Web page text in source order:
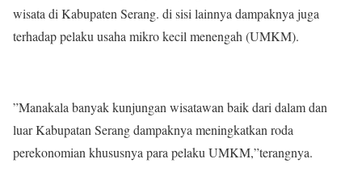
wisata di Kabupaten Serang. di sisi lainnya dampaknya juga
terhadap pelaku usaha mikro kecil menengah (UMKM).
”Manakala banyak kunjungan wisatawan baik dari dalam dan
luar Kabupatan Serang dampaknya meningkatkan roda
perekonomian khususnya para pelaku UMKM,”terangnya.